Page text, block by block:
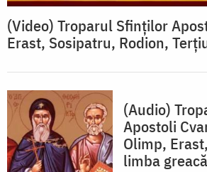
(Video) Troparul Sfinților
Erast, Sosipatru, Rodion,
(Audio)
Apostoli
Olimp,
limba